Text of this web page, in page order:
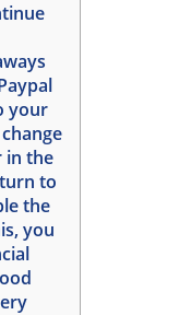
your
in the
to
the
you